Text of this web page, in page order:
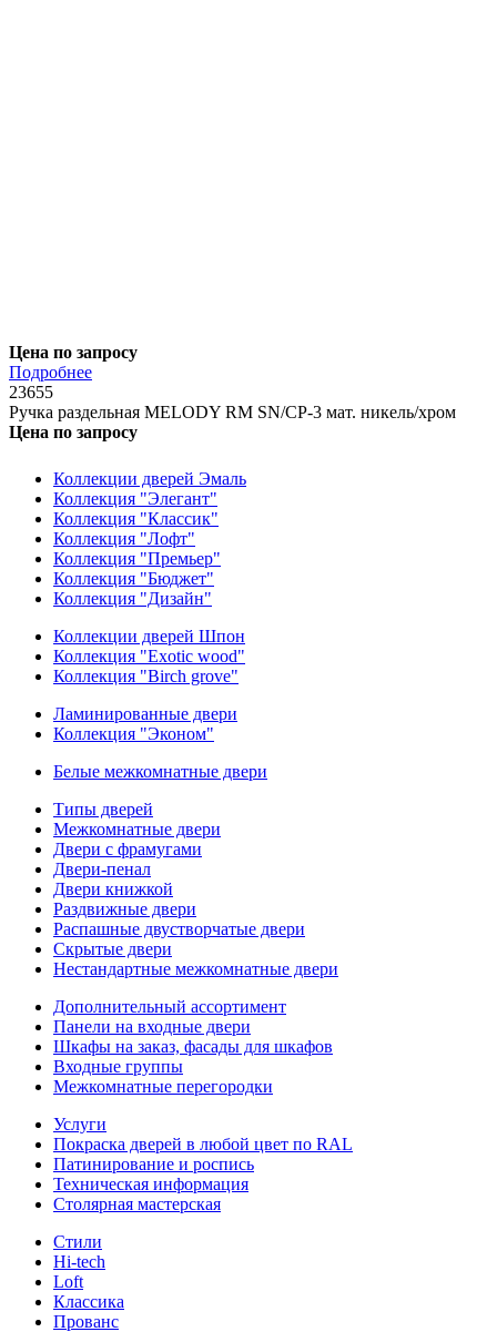
Цена по запросу
Подробнее
23655
Ручка раздельная MELODY RM SN/CP-3 мат. никель/хром
Цена по запросу
Коллекции дверей Эмаль
Коллекция "Элегант"
Коллекция "Классик"
Коллекция "Лофт"
Коллекция "Премьер"
Коллекция "Бюджет"
Коллекция "Дизайн"
Коллекции дверей Шпон
Коллекция "Exotic wood"
Коллекция "Birch grove"
Ламинированные двери
Коллекция "Эконом"
Белые межкомнатные двери
Типы дверей
Межкомнатные двери
Двери с фрамугами
Двери-пенал
Двери книжкой
Раздвижные двери
Распашные двустворчатые двери
Скрытые двери
Нестандартные межкомнатные двери
Дополнительный ассортимент
Панели на входные двери
Шкафы на заказ, фасады для шкафов
Входные группы
Межкомнатные перегородки
Услуги
Покраска дверей в любой цвет по RAL
Патинирование и роспись
Техническая информация
Столярная мастерская
Стили
Hi-tech
Loft
Классика
Прованс